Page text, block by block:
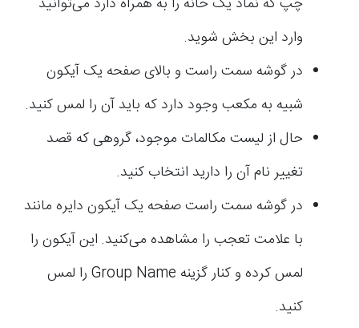
وارد این بخش شوید.
در گوشه سمت راست و بالای صفحه یک آیکون
شبیه به مکعب وجود دارد که باید آن را لمس کنید.
حال از لیست مکالمات موجود، گروهی که قصد
تغییر نام آن را دارید انتخاب کنید.
در گوشه سمت راست صفحه یک آیکون دایره مانند
با علامت تعجب را مشاهده می‌کنید. این آیکون را
لمس کرده و کنار گزینه Group Name را لمس
کنید.